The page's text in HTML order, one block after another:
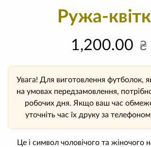
Ружа-
1,200.00 ₴
Увага! Для виготовлення футболок,
на умовах передзамовлення,
робочих дня. Якщо ваш час
уточніть час їх друку за
Це і символ чоловічого та жіночого